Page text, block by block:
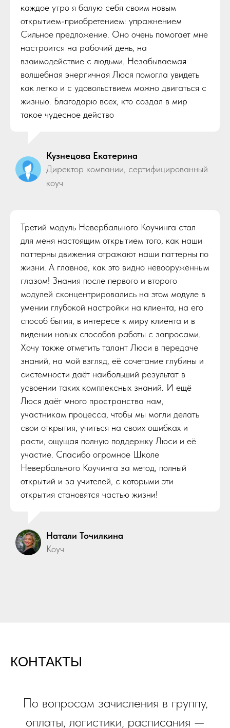
каждое утро я балую себя своим новым
открытием-приобретением: упражнением
Сильное предложение. Оно очень помогает мне
настроится на рабочий день, на
взаимодействие с людьми. Незабываемая
волшебная энергичная Люся помогла увидеть
как легко и с удовольствием можно двигаться с
жизнью. Благодарю всех, кто создал в мир
такое чудесное действо
Кузнецова Екатерина
Директор компании, сертифицированный
коуч
Третий модуль Невербального Коучинга стал
для меня настоящим открытием того, как наши
паттерны движения отражают наши паттерны по
жизни. А главное, как это видно невооружённым
глазом! Знания после первого и второго
модулей сконцентрировались на этом модуле в
умении глубокой настройки на клиента, на его
способ бытия, в интересе к миру клиента и в
видении новых способов работы с запросами.
Хочу также отметить талант Люси в передаче
знаний, на мой взгляд, её сочетание глубины и
системности даёт наибольший результат в
усвоении таких комплексных знаний. И ещё
Люся даёт много пространства нам,
участникам процесса, чтобы мы могли делать
свои открытия, учиться на своих ошибках и
расти, ощущая полную поддержку Люси и её
участие. Спасибо огромное Школе
Невербального Коучинга за метод, полный
открытий и за учителей, с которыми эти
открытия становятся частью жизни!
Натали Точилкина
Коуч
КОНТАКТЫ
По вопросам зачисления в группу,
оплаты, логистики, расписания —